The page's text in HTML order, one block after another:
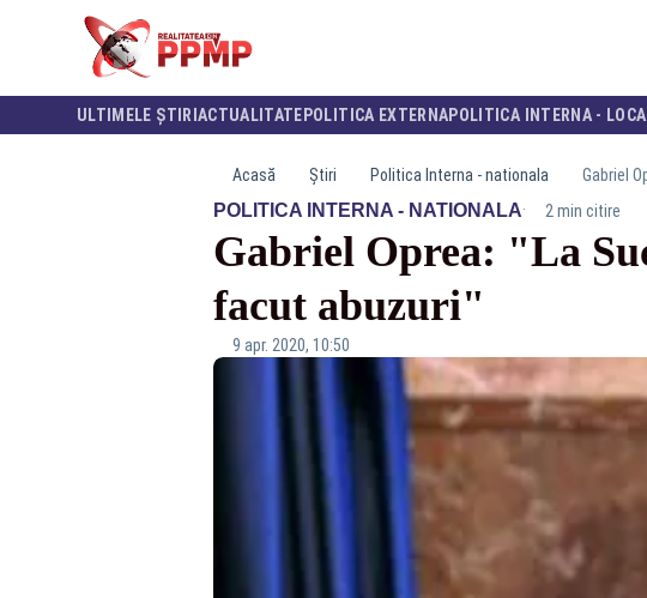
ULTIMELE ȘTIRI ACTUALITATE POLITICA EXTERNAPOLITICA INTERNA -
Acasă Știri Politica Interna - nationala Gabriel
POLITICA INTERNA - NATIONALA· 2 min citire
Gabriel Oprea: "La
facut abuzuri"
9 apr. 2020, 10:50